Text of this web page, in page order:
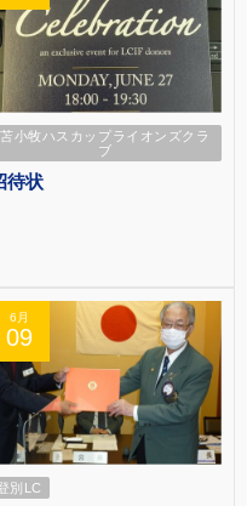
苫小牧ハスカップライオンズクラ
ブ
待状
6月
09
別LC